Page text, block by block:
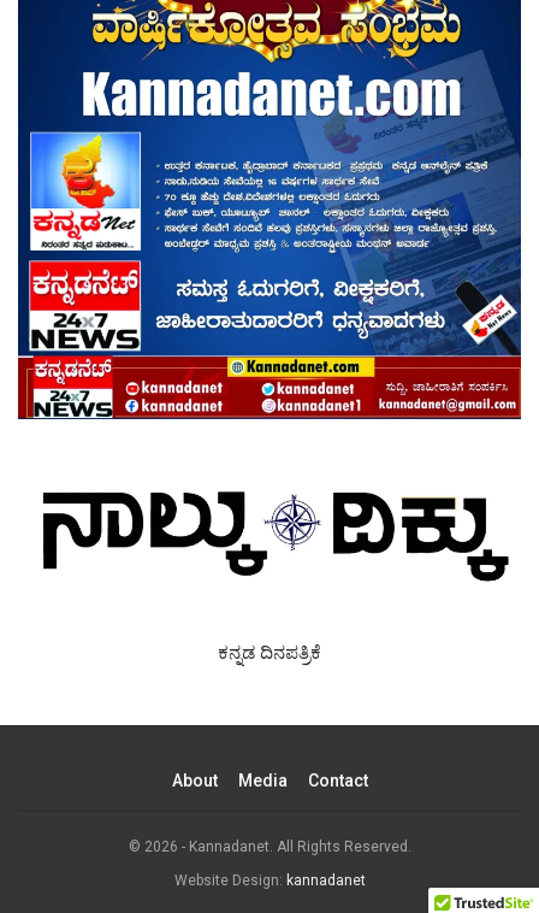
ಕನ್ನಡ ದಿನಪತ್ರಿಕೆ
About Media Contact
© 2026 - Kannadanet. All Rights Reserved.
Website Design: kannadanet